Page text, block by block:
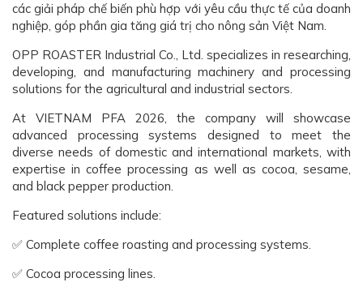
các giải pháp chế biến phù hợp với yêu cầu thực tế của doanh
nghiệp, góp phần gia tăng giá trị cho nông sản Việt Nam.
OPP ROASTER Industrial Co., Ltd. specializes in researching,
developing, and manufacturing machinery and processing
solutions for the agricultural and industrial sectors.
At VIETNAM PFA 2026, the company will showcase
advanced processing systems designed to meet the
diverse needs of domestic and international markets, with
expertise in coffee processing as well as cocoa, sesame,
and black pepper production.
Featured solutions include:
✅ Complete coffee roasting and processing systems.
✅ Cocoa processing lines.